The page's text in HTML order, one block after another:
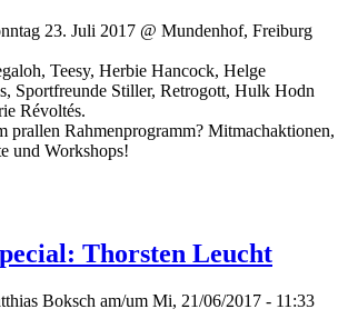
23. Juli 2017 @ Mundenhof, Freiburg
Teesy, Herbie Hancock, Helge
Sportfreunde Stiller, Retrogott, Hulk Hodn
Révoltés.
prallen Rahmenprogramm? Mitmachaktionen,
und Workshops!
Thorsten Leucht
Boksch am/um Mi, 21/06/2017 - 11:33